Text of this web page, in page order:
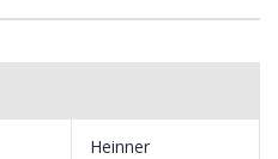
Heinner